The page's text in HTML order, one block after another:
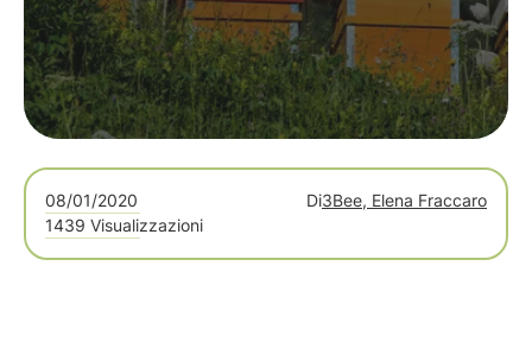
08/01/2020 Di3Bee, Elena Fraccaro
1439 Visualizzazioni